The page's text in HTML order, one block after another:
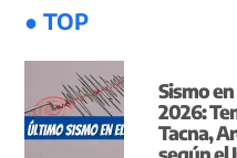
● TOP
Sismo
2026:
Tacna,